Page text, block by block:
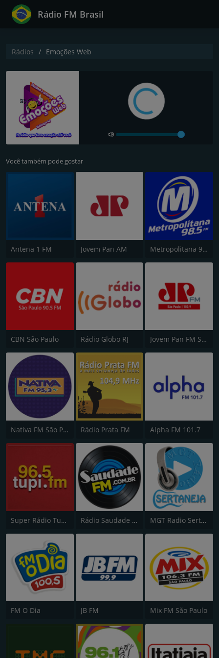
Rádio FM Brasil
Rádios Emoções Web
Você também pode gostar
Antena 1 FM Jovem Pan AM Metropolitana 98.5 FM
CBN São Paulo Rádio Globo RJ Jovem Pan FM São Paulo
Nativa FM São Paulo Rádio Prata FM Alpha FM 101.7
Super Rádio Tupi FM Rádio Saudade FM 100.7 MGT Radio Sertaneja
FM O Dia JB FM Mix FM São Paulo